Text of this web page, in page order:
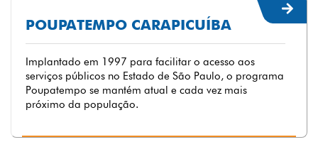
POUPATEMPO CARAPICUÍBA
Implantado em 1997 para facilitar o acesso aos
serviços públicos no Estado de São Paulo, o programa
Poupatempo se mantém atual e cada vez mais
próximo da população.